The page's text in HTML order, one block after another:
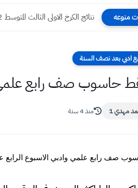
منوعه نتائج الكرخ الاولى الثالث المتوسط 2022 الدور الاول
ادبي بعد نصف السنة
حاسوب صف رابع علمي
مهدي 1 منذ 4 سنة
صف رابع علمي وادبي الاسبوع الرابع